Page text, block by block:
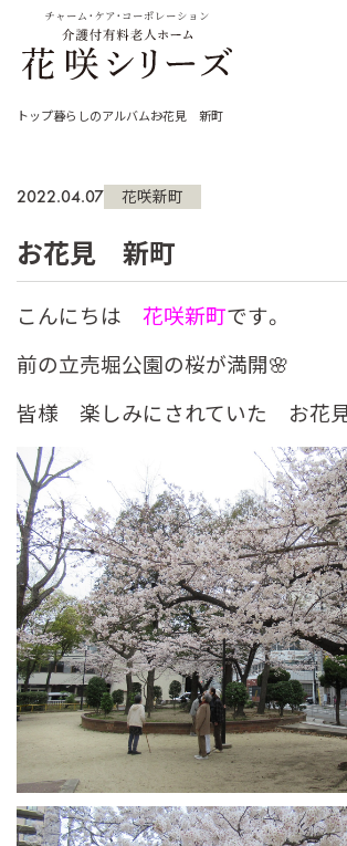
チャーム・ケア・コーポレーション
トップ暮らしのアルバムお花見 新町
2022.04.07 花咲新町
お花見 新町
こんにちは 花咲新町です。
前の立売堀公園の桜が満開🌸
皆様 楽しみにされていた お花